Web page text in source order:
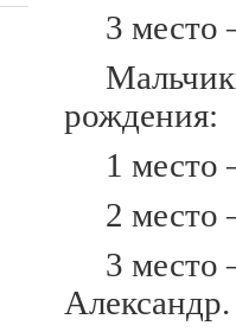
3 место
рождения:
1 место
2 место
3 место
Александр.